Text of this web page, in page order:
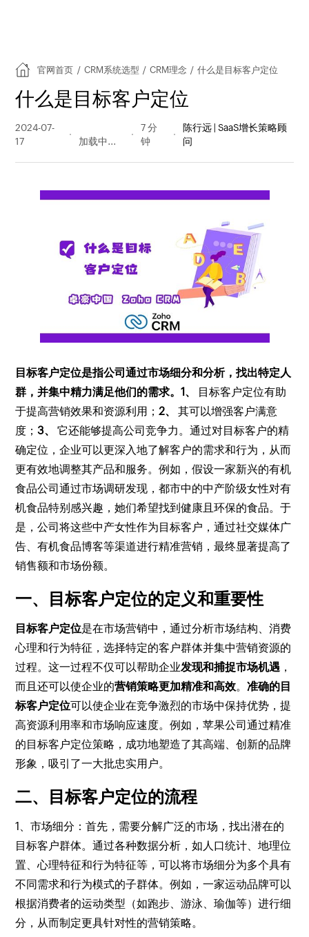
官网首页 / CRM系统选型 / CRM理念 / 什么是目标客户定位
什么是目标客户定位
2024-07-
17
量
7 分
钟
陈行远 | SaaS增长策略顾
问
目标客户定位是指公司通过市场细分和分析，找出特定人
群，并集中精力满足他们的需求。1、
目标客户定位有助
于提高营销效果和资源利用；2、
其可以增强客户满意
度；3、
它还能够提高公司竞争力。通过对目标客户的精
确定位，企业可以更深入地了解客户的需求和行为，从而
更有效地调整其产品和服务。例如，假设一家新兴的有机
食品公司通过市场调研发现，都市中的中产阶级女性对有
机食品特别感兴趣，她们希望找到健康且环保的食品。于
是，公司将这些中产女性作为目标客户，通过社交媒体广
告、有机食品博客等渠道进行精准营销，最终显著提高了
销售额和市场份额。
一、目标客户定位的定义和重要性
目标客户定位是在市场营销中，通过分析市场结构、消费
心理和行为特征，选择特定的客户群体并集中营销资源的
过程。这一过程不仅可以帮助企业发现和捕捉市场机遇 ，
而且还可以使企业的营销策略更加精准和高效。准确的目
标客户定位可以使企业在竞争激烈的市场中保持优势，提
高资源利用率和市场响应速度。例如，苹果公司通过精准
的目标客户定位策略，成功地塑造了其高端、创新的品牌
形象，吸引了一大批忠实用户。
二、目标客户定位的流程
1、市场细分：首先，需要分解广泛的市场，找出潜在的
目标客户群体。通过各种数据分析，如人口统计、地理位
置、心理特征和行为特征等，可以将市场细分为多个具有
不同需求和行为模式的子群体。例如，一家运动品牌可以
根据消费者的运动类型（如跑步、游泳、瑜伽等）进行细
分，从而制定更具针对性的营销策略。